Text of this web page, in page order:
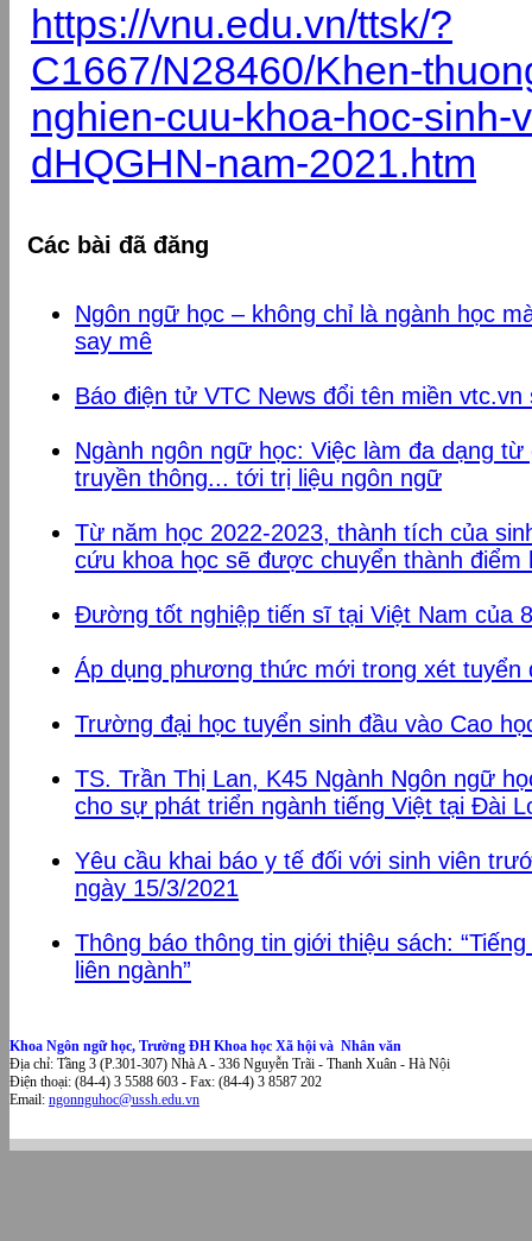
https://vnu.edu.vn/ttsk/?
C1667/N28460/Khen-
nghien-cuu-khoa-hoc-sinh-
dHQGHN-nam-2021.htm
Các bài đã đăng
Ngôn ngữ học – không chỉ là ngành học
say mê
Báo điện tử VTC News đổi tên miền vtc.vn
Ngành ngôn ngữ học: Việc làm đa dạng từ
truyền thông... tới trị liệu ngôn ngữ
Từ năm học 2022-2023, thành tích của
cứu khoa học sẽ được chuyển thành
Đường tốt nghiệp tiến sĩ tại Việt Nam của
Áp dụng phương thức mới trong xét tuyển
Trường đại học tuyển sinh đầu vào Cao
TS. Trần Thị Lan, K45 Ngành Ngôn ngữ
cho sự phát triển ngành tiếng Việt tại Đài
Yêu cầu khai báo y tế đối với sinh viên
ngày 15/3/2021
Thông báo thông tin giới thiệu sách:
liên ngành”
Khoa Ngôn ngữ học, Trường ĐH Khoa học Xã hội và Nhân văn
Địa chỉ: Tầng 3 (P.301-307) Nhà A - 336 Nguyễn Trãi - Thanh Xuân - Hà Nội
Điện thoại: (84-4) 3 5588 603 - Fax: (84-4) 3 8587 202
Email: ngonnguhoc@ussh.edu.vn